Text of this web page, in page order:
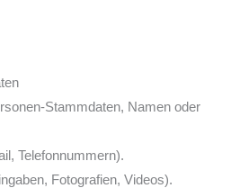
Stammdaten, Namen oder
Telefonnummern).
Fotografien, Videos).